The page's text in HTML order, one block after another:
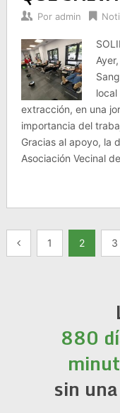
Por admin
extracción, en una
importancia del
Gracias al apoyo, la
Asociación Vecinal de
Paginación
1 2 3
880
sin